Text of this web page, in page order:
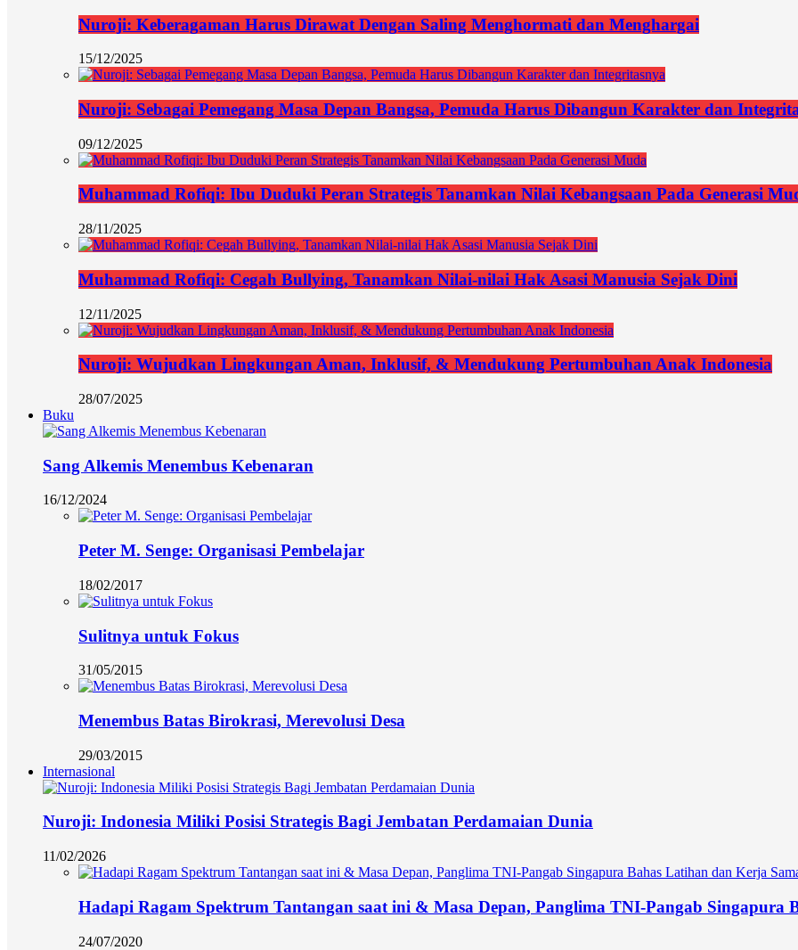
Nuroji: Keberagaman Harus Dirawat Dengan Saling Menghormati dan Menghargai
15/12/2025
Nuroji: Sebagai Pemegang Masa Depan Bangsa, Pemuda Harus Dibangun Karakter dan
09/12/2025
Muhammad Rofiqi: Ibu Duduki Peran Strategis Tanamkan Nilai Kebangsaan Pada Generasi
28/11/2025
Muhammad Rofiqi: Cegah Bullying, Tanamkan Nilai-nilai Hak Asasi Manusia Sejak Dini
12/11/2025
Nuroji: Wujudkan Lingkungan Aman, Inklusif, & Mendukung Pertumbuhan Anak Indonesia
28/07/2025
Buku
Sang Alkemis Menembus Kebenaran
16/12/2024
Peter M. Senge: Organisasi Pembelajar
18/02/2017
Sulitnya untuk Fokus
31/05/2015
Menembus Batas Birokrasi, Merevolusi Desa
29/03/2015
Internasional
Nuroji: Indonesia Miliki Posisi Strategis Bagi Jembatan Perdamaian Dunia
11/02/2026
Hadapi Ragam Spektrum Tantangan saat ini & Masa Depan, Panglima TNI-Pangab Singapura
24/07/2020